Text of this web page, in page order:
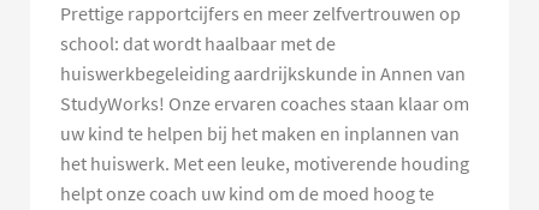
Prettige rapportcijfers en meer zelfvertrouwen op
school: dat wordt haalbaar met de
huiswerkbegeleiding aardrijkskunde in Annen van
StudyWorks! Onze ervaren coaches staan klaar om
uw kind te helpen bij het maken en inplannen van
het huiswerk. Met een leuke, motiverende houding
helpt onze coach uw kind om de moed hoog te